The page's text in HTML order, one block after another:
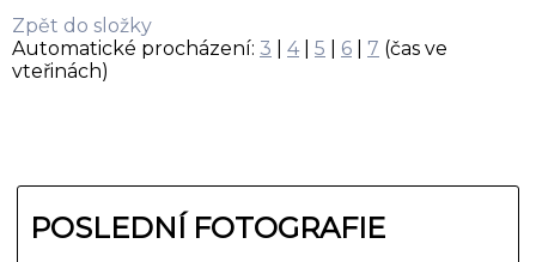
Zpět do složky
Automatické procházení: 3 4| 5 6 7 (čas ve
vteřinách)
POSLEDNÍ FOTOGRAFIE